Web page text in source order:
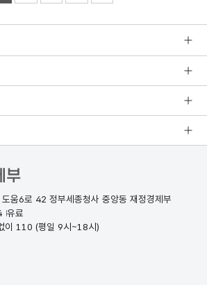
움6로 42 정부세종청사 중앙동 재정경제부
유료
이 110 (평일 9시~18시)